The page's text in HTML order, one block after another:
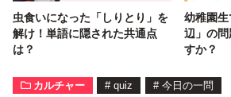
虫食いになった「しりとり」を
解け！単語に隠された共通点
は？
幼稚園
辺」の
すか？
カルチャー # quiz # 今日の一問